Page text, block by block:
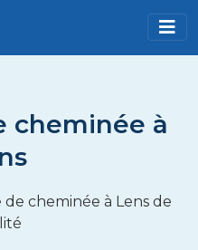
cheminée à
cheminée à Lens de